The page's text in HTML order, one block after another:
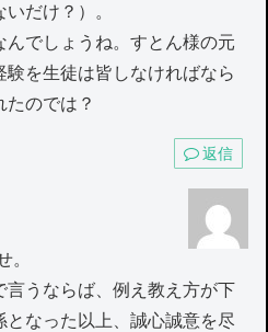
だけ？）。
でしょうね。すとん様の元
を生徒は皆しなければなら
たのでは？
返信
。
うならば、例え教え方が下
なった以上、誠心誠意を尽